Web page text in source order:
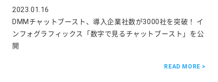
2023.01.16
DMMチャットブースト、導入企業社数が3000社を突破！ イ
ンフォグラフィックス「数字で見るチャットブースト」を公
開
READ MORE >